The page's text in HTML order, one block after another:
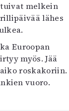
melkein
lähes
Euroopan
myös. Jää
roskakoriin.
vuoro.